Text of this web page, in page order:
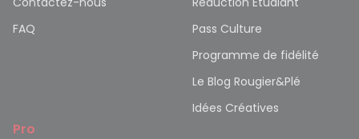
FAQ
Pass Culture
Programme de fidélité
Le Blog Rougier&Plé
Idées Créatives
Pro